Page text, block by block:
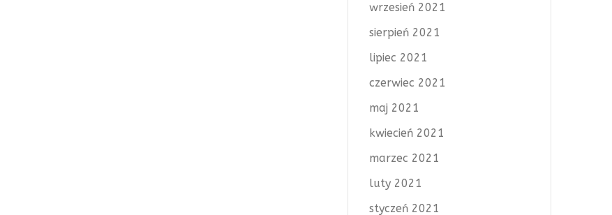
wrzesień 2021
sierpień 2021
lipiec 2021
czerwiec 2021
maj 2021
kwiecień 2021
marzec 2021
luty 2021
styczeń 2021